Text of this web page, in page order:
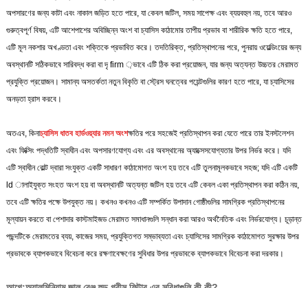
অপসারণের জন্য কাটা এবং নাকাল জড়িত হতে পারে, যা কেবল জটিল, সময় সাপেক্ষ এবং ব্যয়বহুল নয়, তবে আরও
গুরুত্বপূর্ণ বিষয়, এটি আশেপাশের অবিচ্ছিন্ন অংশ বা চ্যাসিস কাঠামোর তাপীয় প্রভাব বা শারীরিক ক্ষতি হতে পারে,
এটি মূল নকশার অখণ্ডতা এবং শক্তিকে প্রভাবিত করে। তদতিরিক্ত, প্রতিস্থাপনের পরে, পুনরায় ওয়েল্ডিংয়ের জন্য
অবস্থানটি সঠিকভাবে সারিবদ্ধ করা বা দৃ firm ়ভাবে এটি ঠিক করা প্রয়োজন, যার জন্য অত্যন্ত উচ্চতর মেরামত
প্রযুক্তি প্রয়োজন। সামান্য অসতর্কতা নতুন বিকৃতি বা স্ট্রেস ঘনত্বের পয়েন্টগুলির কারণ হতে পারে, যা চ্যাসিসের
অনড়তা হ্রাস করবে।
অতএব, কিনাচ্যাসিস ধাতব হার্ডওয়্যার নমন অংশক্ষতির পরে সহজেই প্রতিস্থাপন করা যেতে পারে তার ইনস্টলেশন
এবং ফিক্সিং পদ্ধতিটি স্বাধীন এবং অপসারণযোগ্য এবং এর অবস্থানের অ্যাক্সেসযোগ্যতার উপর নির্ভর করে। যদি
এটি স্বাধীন বোল্ট দ্বারা সংযুক্ত একটি সাধারণ কাঠামোগত অংশ হয় তবে এটি তুলনামূলকভাবে সহজ; যদি এটি একটি
ld ালাইযুক্ত সংহত অংশ হয় বা অবস্থানটি অত্যন্ত জটিল হয় তবে এটি কেবল একা প্রতিস্থাপন করা কঠিন নয়,
তবে এটি ক্ষতির পক্ষে উপযুক্ত নয়। কখনও কখনও এটি সম্পর্কিত উপাদান গোষ্ঠীগুলির সামগ্রিক প্রতিস্থাপনের
মূল্যায়ন করতে বা পেশাদার কাস্টমাইজড মেরামত সমাধানগুলি সন্ধান করা আরও অর্থনৈতিক এবং নির্ভরযোগ্য। চূড়ান্ত
পছন্দটিকে মেরামতের ব্যয়, কাজের সময়, প্রযুক্তিগত সম্ভাব্যতা এবং চ্যাসিসের সামগ্রিক কাঠামোগত সুরক্ষার উপর
প্রভাবকে ব্যাপকভাবে বিবেচনা করে রক্ষণাবেক্ষণের সুবিধার উপর প্রভাবকে ব্যাপকভাবে বিবেচনা করা দরকার।